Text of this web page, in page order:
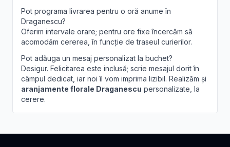
Pot programa livrarea pentru o oră anume în
Draganescu?
Oferim intervale orare; pentru ore fixe încercăm să
acomodăm cererea, în funcție de traseul curierilor.
Pot adăuga un mesaj personalizat la buchet?
Desigur. Felicitarea este inclusă; scrie mesajul dorit în
câmpul dedicat, iar noi îl vom imprima lizibil. Realizăm și
aranjamente florale Draganescu personalizate, la
cerere.